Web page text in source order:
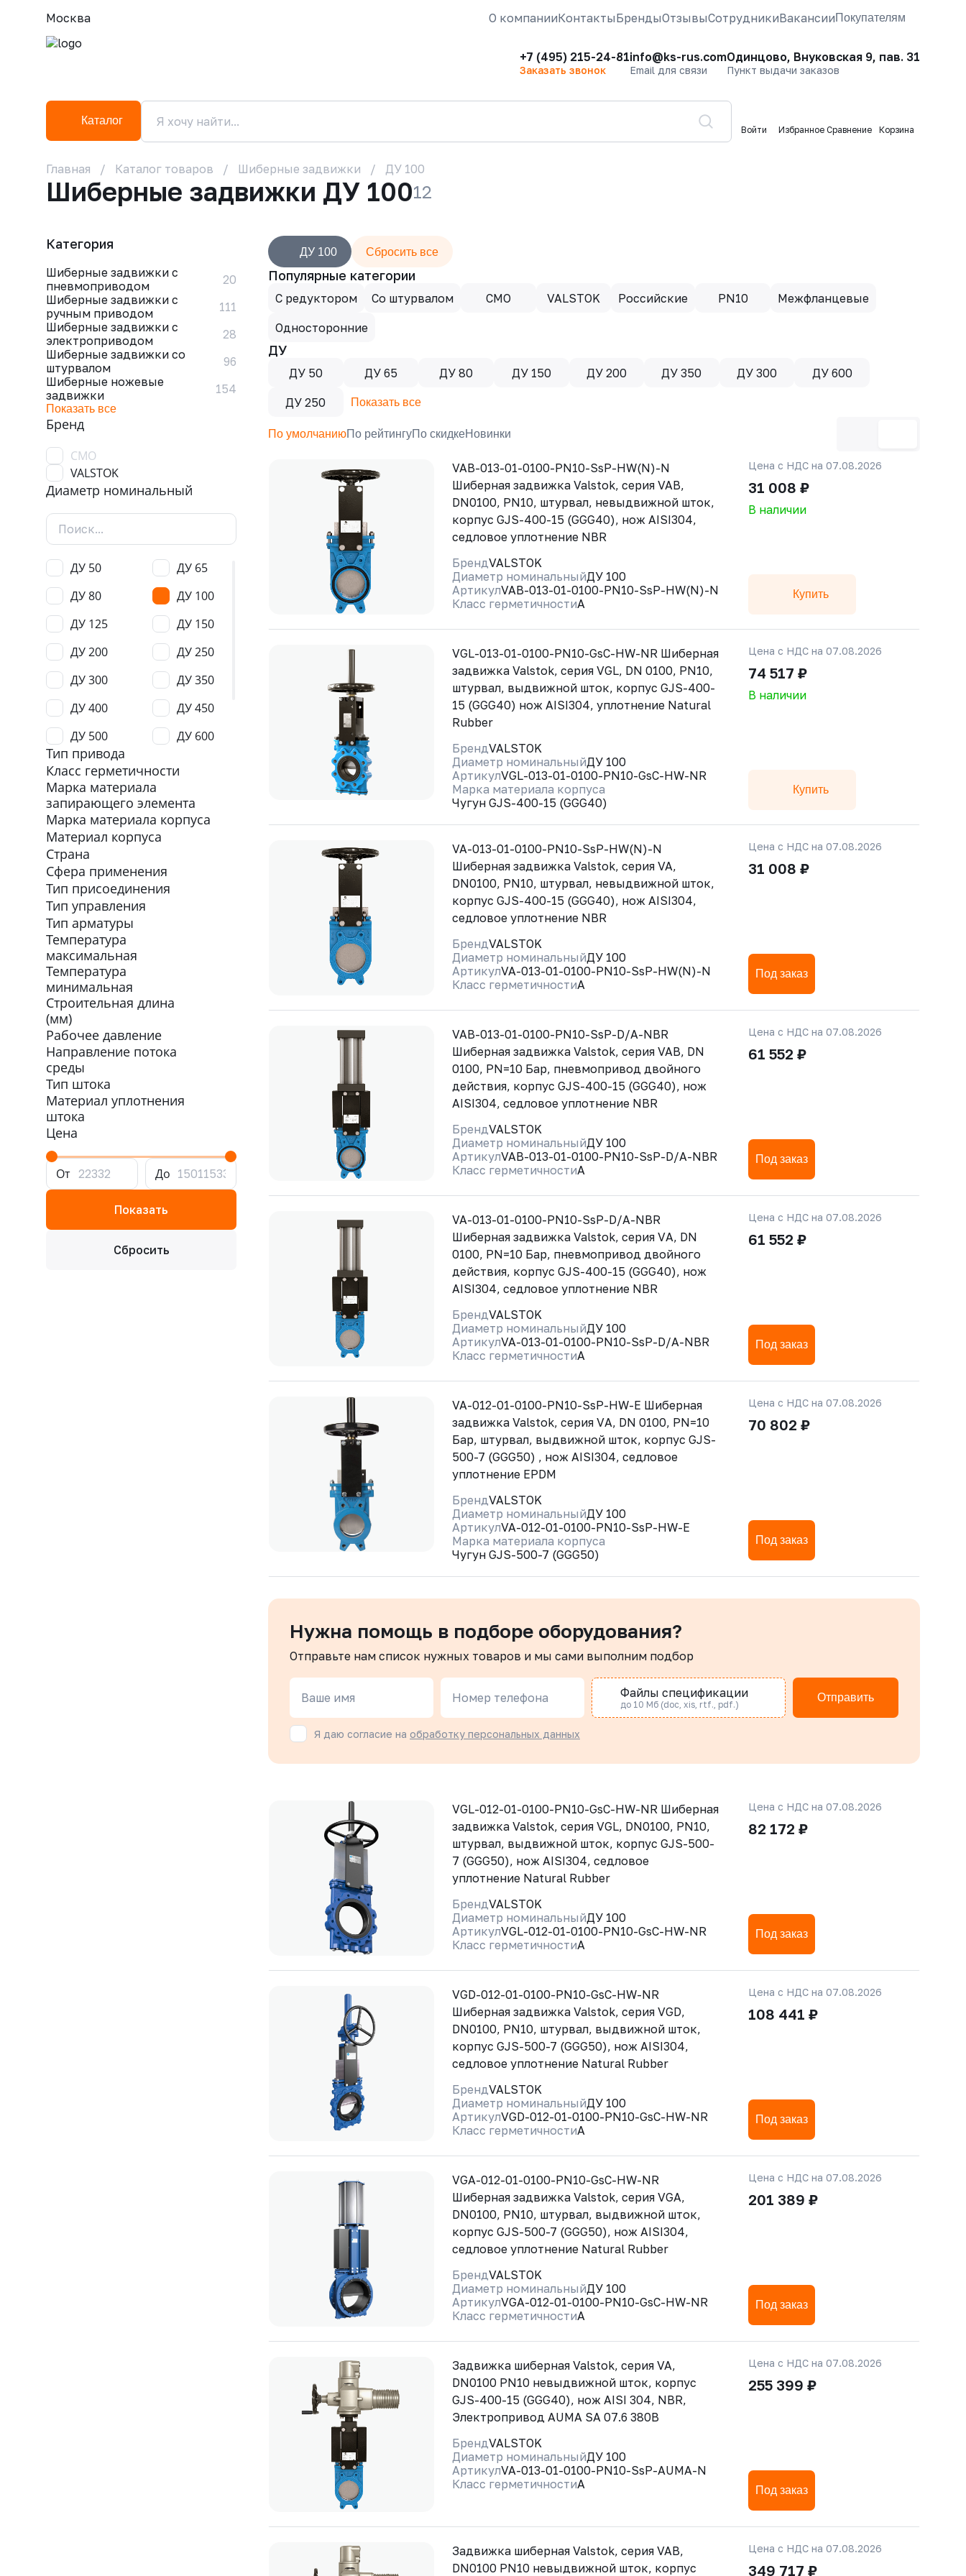
Москва О компанииКонтактыБрендыОтзывыСотрудникиВакансииПокупателям
+7 (495) 215-24-81
Заказать звонок
info@ks-rus.com
Email для связи
Одинцово, Внуковская 9, пав. 31
Пункт выдачи заказов
Каталог
Войти Избранное Сравнение Корзина
Главная Каталог товаров Шиберные задвижки ДУ 100
Шиберные задвижки ДУ 10012
Категория
Шиберные задвижки с
пневмоприводом
20
Шиберные задвижки с
ручным приводом
111
Шиберные задвижки с
электроприводом
28
Шиберные задвижки со
штурвалом
96
Шиберные ножевые
задвижки
154
Показать все
Бренд
CMO
VALSTOK
Диаметр номинальный
ДУ 50
ДУ 65
ДУ 80
ДУ 100
ДУ 125
ДУ 150
ДУ 200
ДУ 250
ДУ 300
ДУ 350
ДУ 400
ДУ 450
ДУ 500
ДУ 600
ДУ 800
ДУ 1500
Тип привода
Класс герметичности
Марка материала
запирающего элемента
Марка материала корпуса
Материал корпуса
Страна
Сфера применения
Тип присоединения
Тип управления
Тип арматуры
Температура
максимальная
Температура
минимальная
Строительная длина
(мм)
Рабочее давление
Направление потока
среды
Тип штока
Материал уплотнения
штока
Цена
От До
ДУ 100 Сбросить все
Популярные категории
С редуктором Со штурвалом CMO VALSTOK Российские PN10 Межфланцевые
Односторонние
ДУ
ДУ 50 ДУ 65 ДУ 80 ДУ 150 ДУ 200 ДУ 350 ДУ 300 ДУ 600
ДУ 250 Показать все
По умолчаниюПо рейтингуПо скидкеНовинки
VAB-013-01-0100-PN10-SsP-HW(N)-N
Шиберная задвижка Valstok, серия VAB,
DN0100, PN10, штурвал, невыдвижной шток,
корпус GJS-400-15 (GGG40), нож AISI304,
седловое уплотнение NBR
БрендVALSTOK
Диаметр номинальныйДУ 100
АртикулVAB-013-01-0100-PN10-SsP-HW(N)-N
Класс герметичностиA
Цена с НДС на 07.08.2026
31 008 ₽
В наличии
Купить
VGL-013-01-0100-PN10-GsC-HW-NR Шиберная
задвижка Valstok, серия VGL, DN 0100, PN10,
штурвал, выдвижной шток, корпус GJS-400-
15 (GGG40) нож AISI304, уплотнение Natural
Rubber
БрендVALSTOK
Диаметр номинальныйДУ 100
АртикулVGL-013-01-0100-PN10-GsC-HW-NR
Марка материала корпуса
Чугун GJS-400-15 (GGG40)
Цена с НДС на 07.08.2026
74 517 ₽
В наличии
Купить
VA-013-01-0100-PN10-SsP-HW(N)-N
Шиберная задвижка Valstok, серия VA,
DN0100, PN10, штурвал, невыдвижной шток,
корпус GJS-400-15 (GGG40), нож AISI304,
седловое уплотнение NBR
БрендVALSTOK
Диаметр номинальныйДУ 100
АртикулVA-013-01-0100-PN10-SsP-HW(N)-N
Класс герметичностиA
Цена с НДС на 07.08.2026
31 008 ₽
Под заказ
VAB-013-01-0100-PN10-SsP-D/A-NBR
Шиберная задвижка Valstok, серия VAB, DN
0100, PN=10 Бар, пневмопривод двойного
действия, корпус GJS-400-15 (GGG40), нож
AISI304, седловое уплотнение NBR
БрендVALSTOK
Диаметр номинальныйДУ 100
АртикулVAB-013-01-0100-PN10-SsP-D/A-NBR
Класс герметичностиA
Цена с НДС на 07.08.2026
61 552 ₽
Под заказ
VA-013-01-0100-PN10-SsP-D/A-NBR
Шиберная задвижка Valstok, серия VА, DN
0100, PN=10 Бар, пневмопривод двойного
действия, корпус GJS-400-15 (GGG40), нож
AISI304, седловое уплотнение NBR
БрендVALSTOK
Диаметр номинальныйДУ 100
АртикулVA-013-01-0100-PN10-SsP-D/A-NBR
Класс герметичностиA
Цена с НДС на 07.08.2026
61 552 ₽
Под заказ
VA-012-01-0100-PN10-SsP-HW-E Шиберная
задвижка Valstok, серия VА, DN 0100, PN=10
Бар, штурвал, выдвижной шток, корпус GJS-
500-7 (GGG50) , нож AISI304, седловое
уплотнение EPDM
БрендVALSTOK
Диаметр номинальныйДУ 100
АртикулVA-012-01-0100-PN10-SsP-HW-E
Марка материала корпуса
Чугун GJS-500-7 (GGG50)
Цена с НДС на 07.08.2026
70 802 ₽
Под заказ
Нужна помощь в подборе оборудования?
Отправьте нам список нужных товаров и мы сами выполним подбор
Ваше имя Номер телефона Файлы спецификации
до 10 Мб (doc, xis, rtf., pdf.)
Отправить
Я даю согласие на обработку персональных данных
VGL-012-01-0100-PN10-GsC-HW-NR Шиберная
задвижка Valstok, серия VGL, DN0100, PN10,
штурвал, выдвижной шток, корпус GJS-500-
7 (GGG50), нож AISI304, седловое
уплотнение Natural Rubber
БрендVALSTOK
Диаметр номинальныйДУ 100
АртикулVGL-012-01-0100-PN10-GsC-HW-NR
Класс герметичностиA
Цена с НДС на 07.08.2026
82 172 ₽
Под заказ
VGD-012-01-0100-PN10-GsC-HW-NR
Шиберная задвижка Valstok, серия VGD,
DN0100, PN10, штурвал, выдвижной шток,
корпус GJS-500-7 (GGG50), нож AISI304,
седловое уплотнение Natural Rubber
БрендVALSTOK
Диаметр номинальныйДУ 100
АртикулVGD-012-01-0100-PN10-GsC-HW-NR
Класс герметичностиA
Цена с НДС на 07.08.2026
108 441 ₽
Под заказ
VGA-012-01-0100-PN10-GsC-HW-NR
Шиберная задвижка Valstok, серия VGA,
DN0100, PN10, штурвал, выдвижной шток,
корпус GJS-500-7 (GGG50), нож AISI304,
седловое уплотнение Natural Rubber
БрендVALSTOK
Диаметр номинальныйДУ 100
АртикулVGA-012-01-0100-PN10-GsC-HW-NR
Класс герметичностиA
Цена с НДС на 07.08.2026
201 389 ₽
Под заказ
Задвижка шиберная Valstok, серия VA,
DN0100 PN10 невыдвижной шток, корпус
GJS-400-15 (GGG40), нож AISI 304, NBR,
Электропривод AUMA SA 07.6 380В
БрендVALSTOK
Диаметр номинальныйДУ 100
АртикулVA-013-01-0100-PN10-SsP-AUMA-N
Класс герметичностиA
Цена с НДС на 07.08.2026
255 399 ₽
Под заказ
Задвижка шиберная Valstok, серия VAB,
DN0100 PN10 невыдвижной шток, корпус
Цена с НДС на 07.08.2026
349 717 ₽